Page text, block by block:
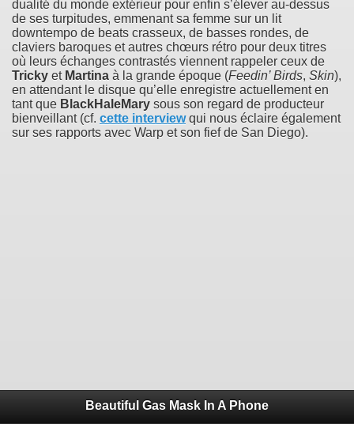
dualité du monde extérieur pour enfin s’élever au-dessus
de ses turpitudes, emmenant sa femme sur un lit
downtempo de beats crasseux, de basses rondes, de
claviers baroques et autres chœurs rétro pour deux titres
où leurs échanges contrastés viennent rappeler ceux de
Tricky et Martina à la grande époque (Feedin’ Birds, Skin),
en attendant le disque qu’elle enregistre actuellement en
tant que BlackHaleMary sous son regard de producteur
bienveillant (cf. cette interviewqui nous éclaire également
sur ses rapports avec Warp et son fief de San Diego).
Beautiful Gas Mask In A Phone